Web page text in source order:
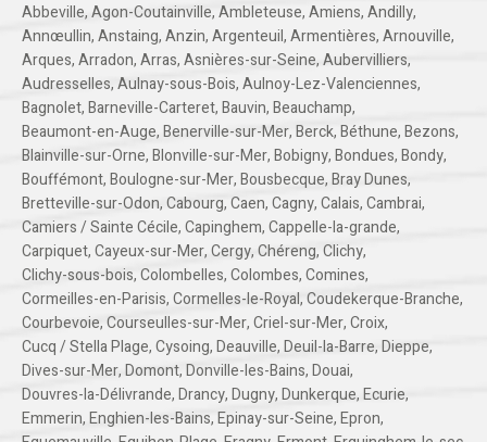
Abbeville,Agon-Coutainville,Ambleteuse,Amiens,Andilly,
Annœullin,Anstaing,Anzin,Argenteuil,Armentières,Arnouville,
Arques,Arradon,Arras,Asnières-sur-Seine,Aubervilliers,
Audresselles,Aulnay-sous-Bois,Aulnoy-Lez-Valenciennes,
Bagnolet,Barneville-Carteret,Bauvin,Beauchamp,
Beaumont-en-Auge,Benerville-sur-Mer,Berck,Béthune,Bezons,
Blainville-sur-Orne,Blonville-sur-Mer,Bobigny,Bondues,Bondy,
Bouffémont,Boulogne-sur-Mer,Bousbecque,Bray Dunes,
Bretteville-sur-Odon,Cabourg,Caen,Cagny,Calais,Cambrai,
Camiers / Sainte Cécile,Capinghem,Cappelle-la-grande,
Carpiquet,Cayeux-sur-Mer,Cergy,Chéreng,Clichy,
Clichy-sous-bois,Colombelles,Colombes,Comines,
Cormeilles-en-Parisis,Cormelles-le-Royal,Coudekerque-Branche,
Courbevoie,Courseulles-sur-Mer,Criel-sur-Mer,Croix,
Cucq / Stella Plage,Cysoing,Deauville,Deuil-la-Barre,Dieppe,
Dives-sur-Mer,Domont,Donville-les-Bains,Douai,
Douvres-la-Délivrande,Drancy,Dugny,Dunkerque,Ecurie,
Emmerin,Enghien-les-Bains,Epinay-sur-Seine,Epron,